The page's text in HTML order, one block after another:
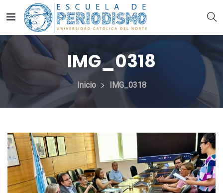
IMG_0318
Inicio IMG_0318